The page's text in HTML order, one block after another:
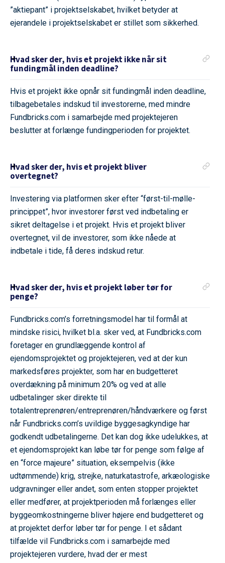
”aktiepant” i projektselskabet, hvilket betyder at
ejerandele i projektselskabet er stillet som sikkerhed.
Hvad sker der, hvis et projekt ikke når sit
fundingmål inden deadline?
Hvis et projekt ikke opnår sit fundingmål inden deadline,
tilbagebetales indskud til investorerne, med mindre
Fundbricks.com i samarbejde med projektejeren
beslutter at forlænge fundingperioden for projektet.
Hvad sker der, hvis et projekt bliver
overtegnet?
Investering via platformen sker efter “først-til-mølle-
princippet”, hvor investorer først ved indbetaling er
sikret deltagelse i et projekt. Hvis et projekt bliver
overtegnet, vil de investorer, som ikke nåede at
indbetale i tide, få deres indskud retur.
Hvad sker der, hvis et projekt løber tør for
penge?
Fundbricks.com’s forretningsmodel har til formål at
mindske risici, hvilket bl.a. sker ved, at Fundbricks.com
foretager en grundlæggende kontrol af
ejendomsprojektet og projektejeren, ved at der kun
markedsføres projekter, som har en budgetteret
overdækning på minimum 20% og ved at alle
udbetalinger sker direkte til
totalentreprenøren/entreprenøren/håndværkere og først
når Fundbricks.com’s uvildige byggesagkyndige har
godkendt udbetalingerne. Det kan dog ikke udelukkes, at
et ejendomsprojekt kan løbe tør for penge som følge af
en “force majeure” situation, eksempelvis (ikke
udtømmende) krig, strejke, naturkatastrofe, arkæologiske
udgravninger eller andet, som enten stopper projektet
eller medfører, at projektperioden må forlænges eller
byggeomkostningerne bliver højere end budgetteret og
at projektet derfor løber tør for penge. I et sådant
tilfælde vil Fundbricks.com i samarbejde med
projektejeren vurdere, hvad der er mest